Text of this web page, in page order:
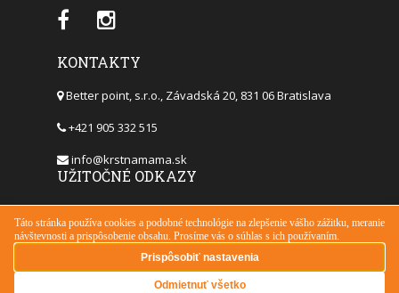
KONTAKTY
Better point, s.r.o., Závadská 20, 831 06 Bratislava
+421 905 332 515
info@krstnamama.sk
UŽITOČNÉ ODKAZY
DODACIA LEHOTA
DOPRAVA A PLATBA
OBCHODNÉ PODMIENKY